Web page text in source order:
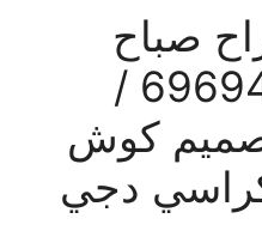
صباح
السالم / 69694474 /
كوش
دجي